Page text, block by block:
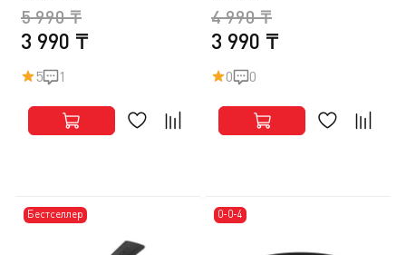
3 990 ₸
5 990 ₸
5 1
3 990 ₸
4 990 ₸
0 0
Бестселлер 0-0-4